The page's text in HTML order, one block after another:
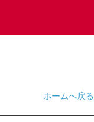
ホームへ戻る